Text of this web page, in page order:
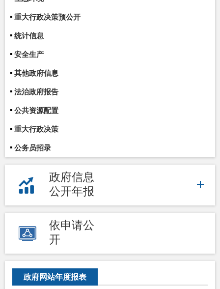
重大行政决策预公开
统计信息
安全生产
其他政府信息
法治政府报告
公共资源配置
重大行政决策
公务员招录
政府信息
公开年报
依申请公
开
政府网站年度报表